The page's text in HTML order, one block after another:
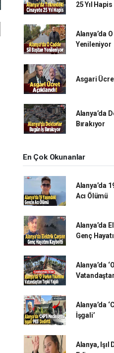
25 Yıl Hapis
Alanya’da
Yenileniyor
Asgari
Alanya’da
Bırakıyor
En Çok Okunanlar
Alanya’da
Acı Ölümü
Alanya’da
Genç
Alanya’da
Alanya’da
İşgali’
Alanya, Işıl